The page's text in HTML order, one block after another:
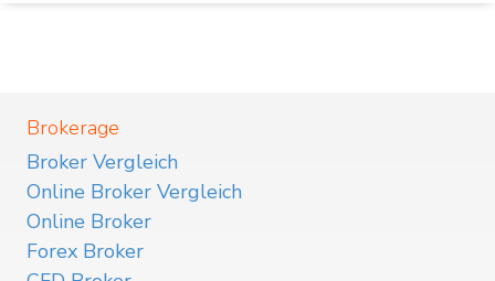
Brokerage
Broker Vergleich
Online Broker Vergleich
Online Broker
Forex Broker